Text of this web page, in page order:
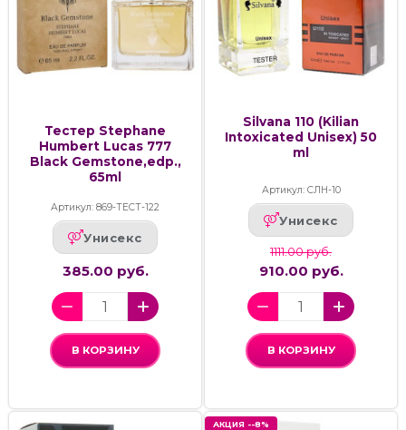
Тестер Stephane
Humbert Lucas 777
Black Gemstone,edp.,
65ml
Артикул: 869-ТЕСТ-122
Унисекс
385.00 руб.
В КОРЗИНУ
Silvana 110 (Kilian
Intoxicated Unisex) 50
ml
Артикул: СЛН-10
Унисекс
1111.00 руб.
910.00 руб.
В КОРЗИНУ
АКЦИЯ --8%